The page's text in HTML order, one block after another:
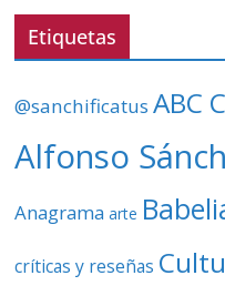
í
e
Etiquetas
@sanchificatus ABC
Alfonso
Anagrama arte
críticas y reseñas